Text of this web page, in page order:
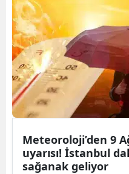
Meteoroloji’den 9
uyarısı! İstanbul
sağanak geliyor